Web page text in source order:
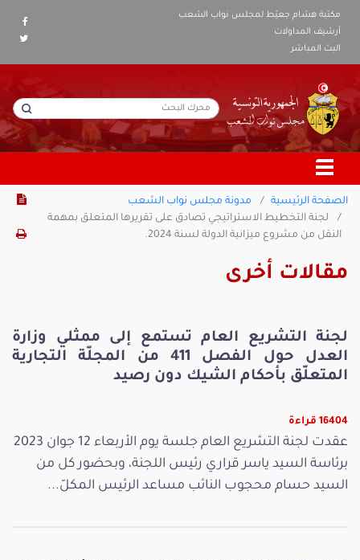
مكتبة هشام جعيّط لمجلس نواب الشعب
أرشيف المداولات
البث المباشر
الصفحة الرئيسية
مدونة مجلس نواب الشعب
لجنة التخطيط الاستراتيجي تصادق على تقريرها المتعلق بمهمة
النقل من مشروع ميزانية الدولة لسنة 2024.
مقالات أخرى
لجنة التشريع العام تستمع إلى ممثلي وزارة
العدل حول الفصل 411 من المجلّة التجارية
المتعلّق بأحكام الشيك دون رصيد
16404 قراءة
عقدت لجنة التشريع العام جلسة يوم الأربعاء 12 جوان 2023
برئاسة السيد ياسر قراري رئيس اللجنة، وبحضور كل من
السيد حسام محجوب النائب مساعد الرئيس المكلّ...